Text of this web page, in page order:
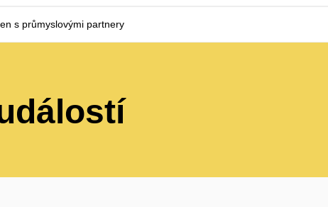
s průmyslovými partnery